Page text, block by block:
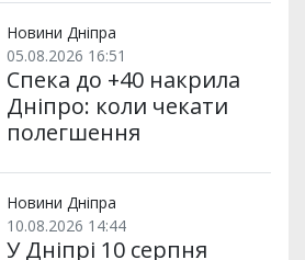
Новини Дніпра
05.08.2026 16:51
Спека до +40 накрила
Дніпро: коли чекати
полегшення
Новини Дніпра
10.08.2026 14:44
У Дніпрі 10 серпня